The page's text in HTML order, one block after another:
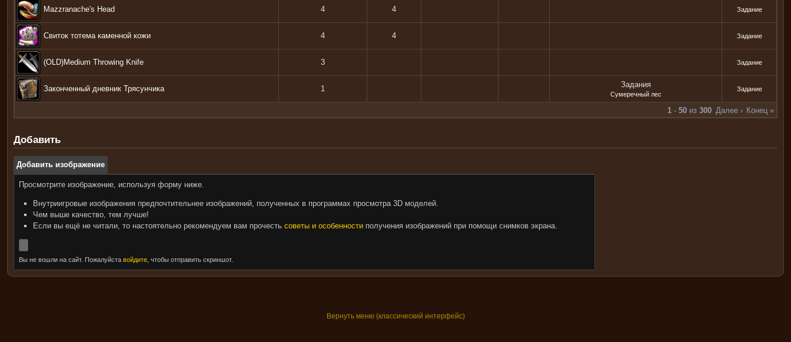
Mazzranache's Head 4 4 Задание
Свиток тотема каменной кожи 4 4 Задание
(OLD)Medium Throwing Knife 3 Задание
Законченный дневник Трясунчика 1 Задания
Сумеречный лес
Задание
1 - 50 из 300 Далее › Конец »
Добавить
Добавить изображение
Просмотрите изображение, используя форму ниже.
Внутриигровые изображения предпочтительнее изображений, полученных в программах просмотра 3D моделей.
Чем выше качество, тем лучше!
Если вы ещё не читали, то настоятельно рекомендуем вам прочесть советы и особенности получения изображений при помощи снимков экрана.
Вы не вошли на сайт. Пожалуйста войдите , чтобы отправить скриншот.
Вернуть меню (классический интерфейс)